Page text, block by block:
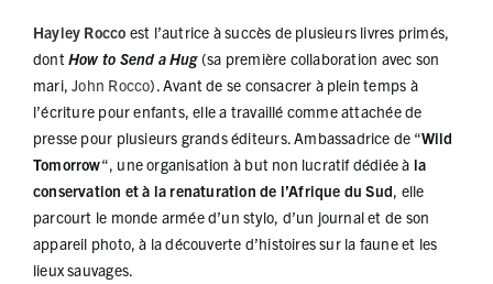
Hayley Rocco est l’autrice à succès de plusieurs livres primés,
dontHow to Send a Hug(sa première collaboration avec son
mari,John Rocco). Avant de se consacrer à plein temps à
l’écriture pour enfants, elle a travaillé comme attachée de
presse pour plusieurs grands éditeurs. Ambassadrice de “Wild
Tomorrow“, une organisation à but non lucratif dédiée à la
conservation et à la renaturation de l’Afrique du Sud, elle
parcourt le monde armée d’un stylo, d’un journal et de son
appareil photo, à la découverte d’histoires sur la faune et les
lieux sauvages.